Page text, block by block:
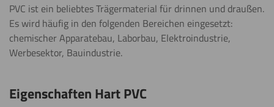
PVC ist ein beliebtes Trägermaterial für drinnen und draußen.
Es wird häufig in den folgenden Bereichen eingesetzt:
chemischer Apparatebau, Laborbau, Elektroindustrie,
Werbesektor, Bauindustrie.
Eigenschaften Hart PVC